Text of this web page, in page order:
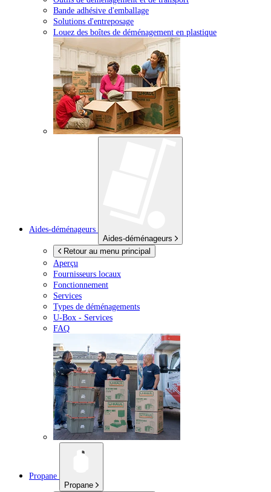
Bande adhésive d'emballage
Solutions d'entreposage
Louez des boîtes de déménagement en plastique
Aides-déménageurs
Aides-déménageurs
Retour au menu principal
Aperçu
Fournisseurs locaux
Fonctionnement
Services
Types de déménagements
U-Box - Services
FAQ
Propane
Propane